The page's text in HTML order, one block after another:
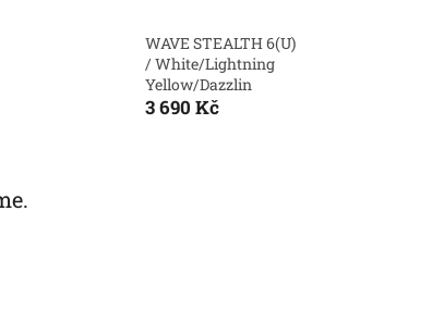
WAVE STEALTH 6(U)
/ White/Lightning
Yellow/Dazzlin
3 690 Kč